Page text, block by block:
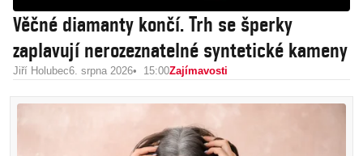
Věčné diamanty končí. Trh se šperky
zaplavují nerozeznatelné syntetické kameny
Jiří Holubec6. srpna 2026 15:00Zajímavosti